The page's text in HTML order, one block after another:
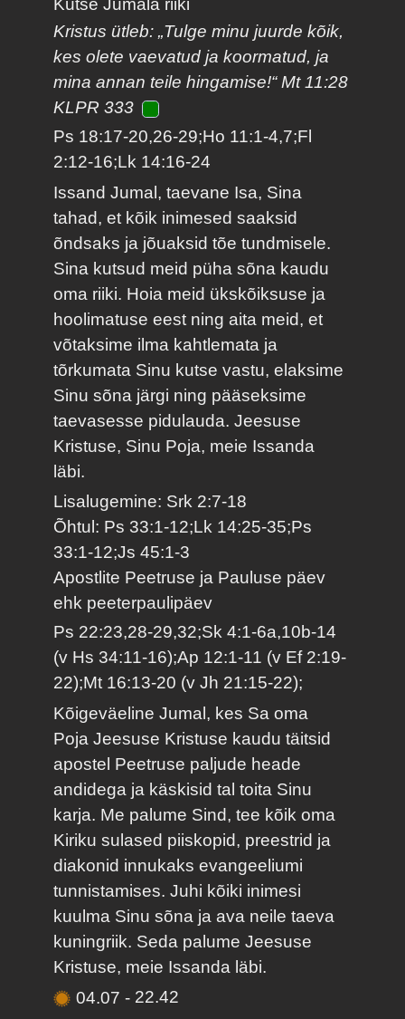
Kutse Jumala riiki
Kristus ütleb: „Tulge minu juurde kõik,
kes olete vaevatud ja koormatud, ja
mina annan teile hingamise!“ Mt 11:28
KLPR 333
Ps 18:17-20,26-29;Ho 11:1-4,7;Fl
2:12-16;Lk 14:16-24
Issand Jumal, taevane Isa, Sina
tahad, et kõik inimesed saaksid
õndsaks ja jõuaksid tõe tundmisele.
Sina kutsud meid püha sõna kaudu
oma riiki. Hoia meid ükskõiksuse ja
hoolimatuse eest ning aita meid, et
võtaksime ilma kahtlemata ja
tõrkumata Sinu kutse vastu, elaksime
Sinu sõna järgi ning pääseksime
taevasesse pidulauda. Jeesuse
Kristuse, Sinu Poja, meie Issanda
läbi.
Lisalugemine: Srk 2:7-18
Õhtul: Ps 33:1-12;Lk 14:25-35;Ps
33:1-12;Js 45:1-3
Apostlite Peetruse ja Pauluse päev
ehk peeterpaulipäev
Ps 22:23,28-29,32;Sk 4:1-6a,10b-14
(v Hs 34:11-16);Ap 12:1-11 (v Ef 2:19-
22);Mt 16:13-20 (v Jh 21:15-22);
Kõigeväeline Jumal, kes Sa oma
Poja Jeesuse Kristuse kaudu täitsid
apostel Peetruse paljude heade
andidega ja käskisid tal toita Sinu
karja. Me palume Sind, tee kõik oma
Kiriku sulased piiskopid, preestrid ja
diakonid innukaks evangeeliumi
tunnistamises. Juhi kõiki inimesi
kuulma Sinu sõna ja ava neile taeva
kuningriik. Seda palume Jeesuse
Kristuse, meie Issanda läbi.
04.07- 22.42